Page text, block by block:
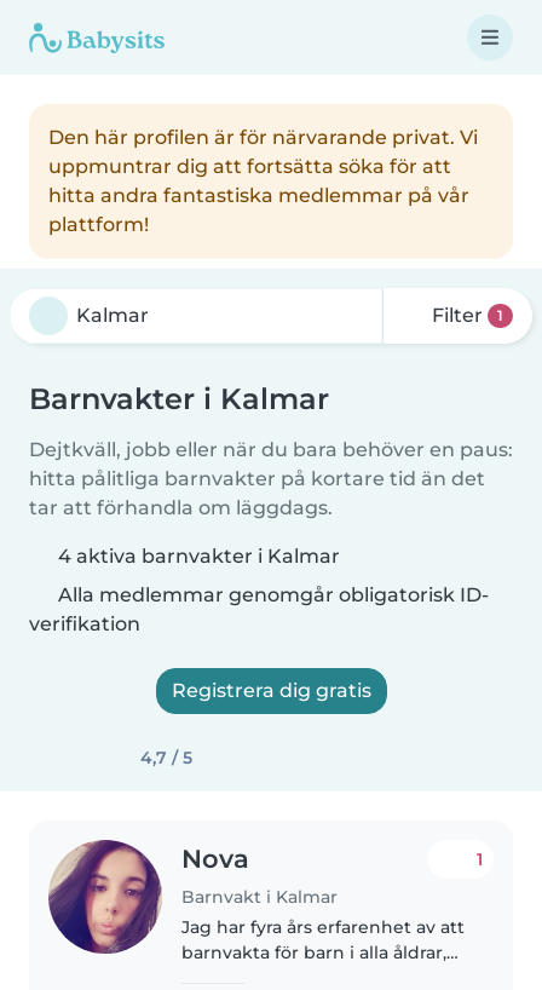
Den här profilen är för närvarande privat. Vi
uppmuntrar dig att fortsätta söka för att
hitta andra fantastiska medlemmar på vår
plattform!
Filter 1
Barnvakter i Kalmar
Dejtkväll, jobb eller när du bara behöver en paus:
hitta pålitliga barnvakter på kortare tid än det
tar att förhandla om läggdags.
4 aktiva barnvakter i Kalmar
Alla medlemmar genomgår obligatorisk ID-
verifikation
Registrera dig gratis
4,7 / 5
Nova
Barnvakt i Kalmar
1
Jag har fyra års erfarenhet av att
barnvakta för barn i alla åldrar,